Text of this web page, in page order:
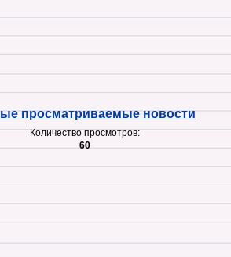
просматриваемые новости
Количество просмотров:
60